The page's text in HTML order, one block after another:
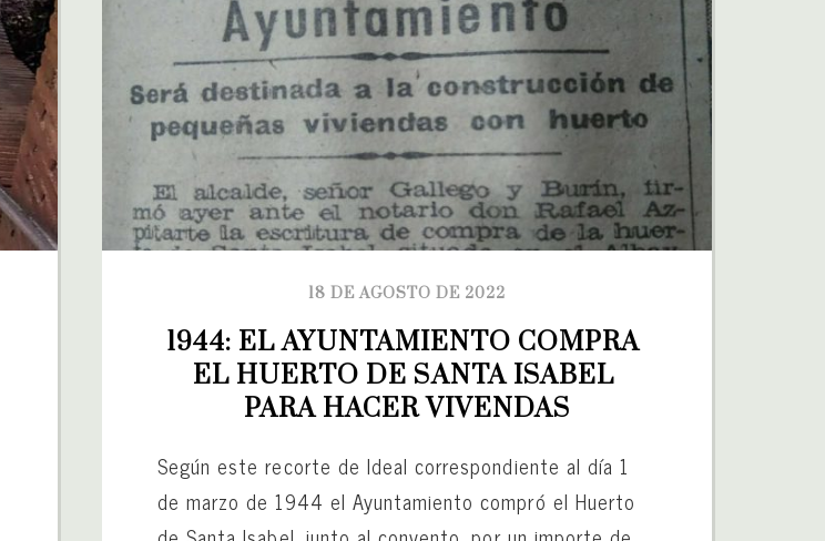
18 DE AGOSTO DE 2022
1944: EL AYUNTAMIENTO COMPRA
EL HUERTO DE SANTA ISABEL
PARA HACER VIVENDAS
Según este recorte de Ideal correspondiente al día 1
de marzo de 1944 el Ayuntamiento compró el Huerto